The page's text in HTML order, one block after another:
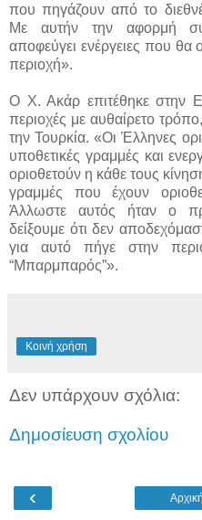
που πηγάζουν από το
Με αυτήν την αφορμή
αποφεύγει ενέργειες που
περιοχή».
Ο Χ. Ακάρ επιτέθηκε στην
περιοχές με αυθαίρετο
την Τουρκία. «Οι Έλληνες
υποθετικές γραμμές και
οριοθετούν η κάθε τους
γραμμές που έχουν
Άλλωστε αυτός ήταν ο
δείξουμε ότι δεν
για αυτό πήγε στην
“Μπαρμπαρός”».
Κοινή χρήση
Δεν υπάρχουν σχόλια:
Δημοσίευση σχολίου
‹